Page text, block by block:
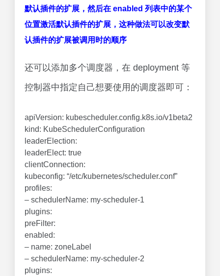
默认插件的扩展，然后在 enabled 列表中的某个
位置激活默认插件的扩展，这种做法可以改变默
认插件的扩展被调用时的顺序
还可以添加多个调度器，在 deployment 等
控制器中指定自己想要使用的调度器即可：
apiVersion: kubescheduler.config.k8s.io/v1beta2
kind: KubeSchedulerConfiguration
leaderElection:
leaderElect: true
clientConnection:
kubeconfig: “/etc/kubernetes/scheduler.conf”
profiles:
– schedulerName: my-scheduler-1
plugins:
preFilter:
enabled:
– name: zoneLabel
– schedulerName: my-scheduler-2
plugins: